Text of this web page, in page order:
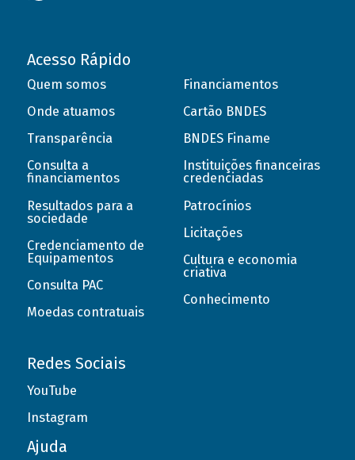
Acesso Rápido
Quem somos
Onde atuamos
Transparência
Consulta a
financiamentos
Resultados para a
sociedade
Credenciamento de
Equipamentos
Consulta PAC
Moedas contratuais
Financiamentos
Cartão BNDES
BNDES Finame
Instituições financeiras
credenciadas
Patrocínios
Licitações
Cultura e economia
criativa
Conhecimento
Redes Sociais
YouTube
Instagram
Ajuda